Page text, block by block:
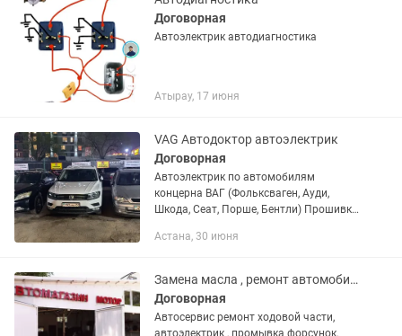
Договорная
Автоэлектрик автодиагностика
Атырау, 17 июня
VAG Автодоктор автоэлектрик
Договорная
Автоэлектрик по автомобилям
концерна ВАГ (Фольксваген, Ауди,
Шкода, Сеат, Порше, Бентли) Прошивка
параметрирование. Ремонт
сброс то...
Астана, 30 июня
Замена масла , ремонт автомобилей Автосервис Мотор
Договорная
Автосервис ремонт ходовой части,
автоэлектрик , промывка форсунок,